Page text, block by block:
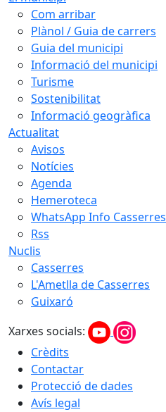
Com arribar
Plànol / Guia de carrers
Guia del municipi
Informació del municipi
Turisme
Sostenibilitat
Informació geogràfica
Actualitat
Avisos
Notícies
Agenda
Hemeroteca
WhatsApp Info Casserres
Rss
Nuclis
Casserres
L'Ametlla de Casserres
Guixaró
Xarxes socials:
Crèdits
Contactar
Protecció de dades
Avís legal